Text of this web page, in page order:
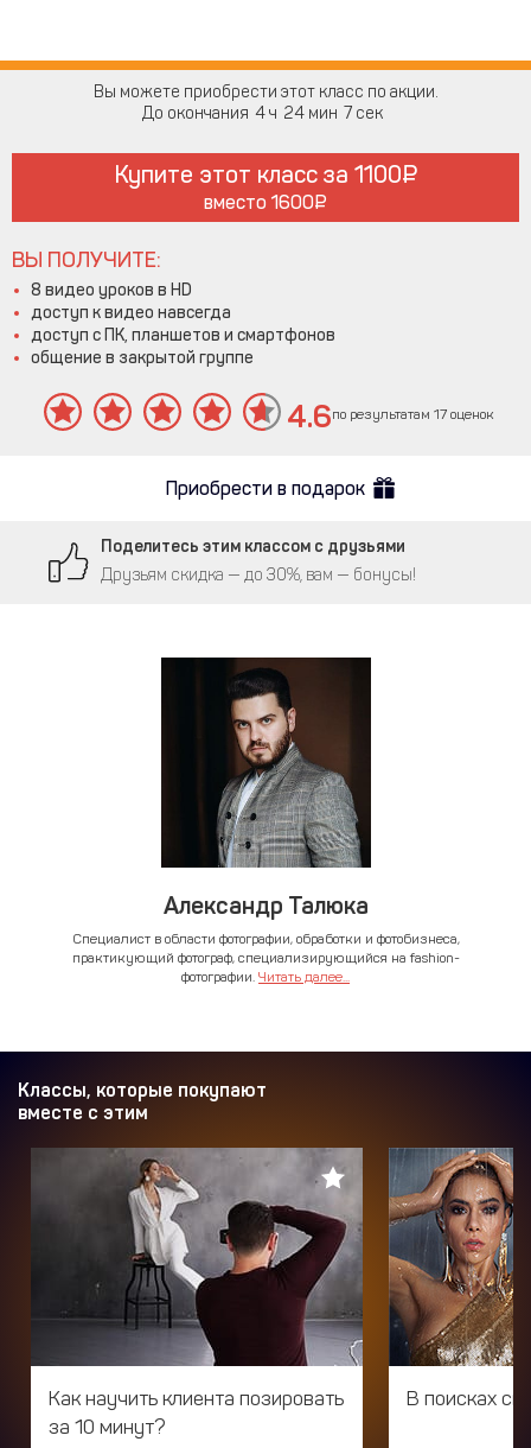
Вы можете приобрести этот класс по акции.
До окончания 4 24 7
Купите этот класс за 1100
вместо 1600
ВЫ ПОЛУЧИТЕ:
8 видео уроков в HD
доступ к видео навсегда
доступ с ПК, планшетов и смартфонов
общение в закрытой группе
4.6по результатам 17 оценок
Приобрести в подарок
Поделитесь этим классом с друзьями
Друзьям скидка — до 30%, вам — бонусы!
Александр Талюка
Cпециалист в области фотографии, обработки и фотобизнеса,
практикующий фотограф, специализирующийся на fashion-
фотографии. Читать далее...
Классы, которые покупают
вместе с этим
Как научить клиента позировать
за 10 минут?
В поисках